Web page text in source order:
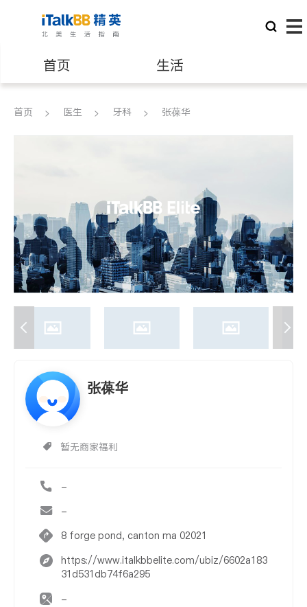
首页 生活
医生 律师
养老 非盈利组织
首页 医生 牙科 张葆华
张葆华
暂无商家福利
-
-
8 forge pond, canton ma 02021
https://www.italkbbelite.com/ubiz/6602a183
31d531db74f6a295
-